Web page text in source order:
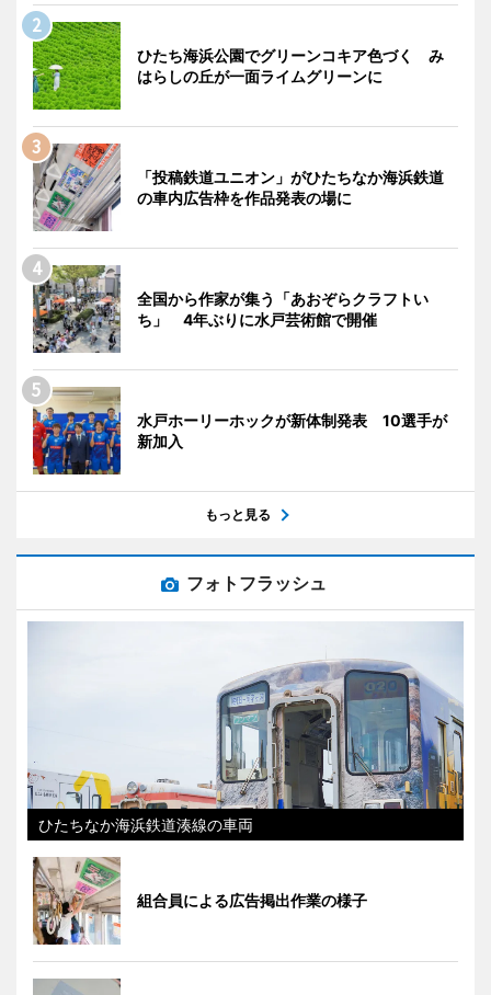
ひたち海浜公園でグリーンコキア色づく み
はらしの丘が一面ライムグリーンに
「投稿鉄道ユニオン」がひたちなか海浜鉄道
の車内広告枠を作品発表の場に
全国から作家が集う「あおぞらクラフトい
ち」 4年ぶりに水戸芸術館で開催
水戸ホーリーホックが新体制発表 10選手が
新加入
もっと見る
フォトフラッシュ
ひたちなか海浜鉄道湊線の車両
組合員による広告掲出作業の様子